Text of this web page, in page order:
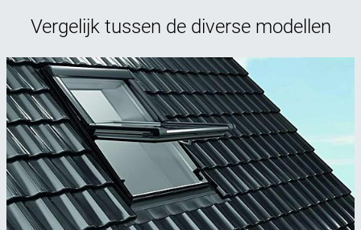
Vergelijk tussen de diverse modellen